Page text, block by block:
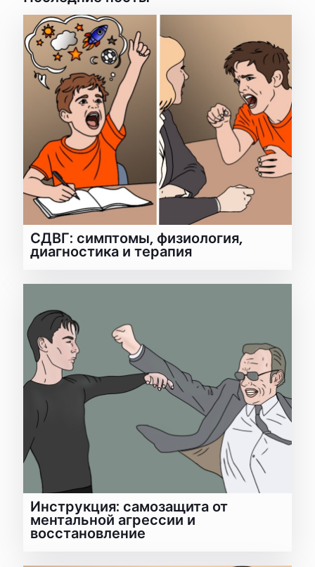
СДВГ: симптомы, физиология,
диагностика и терапия
Инструкция: самозащита от
ментальной агрессии и
восстановление